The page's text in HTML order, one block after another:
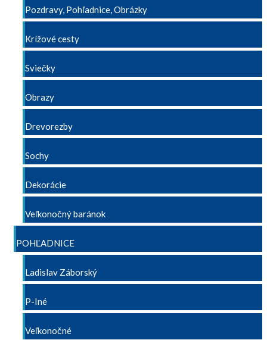
Pozdravy, Pohľadnice, Obrázky
Krížové cesty
Sviečky
Obrazy
Drevorezby
Sochy
Dekorácie
Veľkonočný baránok
POHĽADNICE
Ladislav Záborský
P-Iné
Veľkonočné